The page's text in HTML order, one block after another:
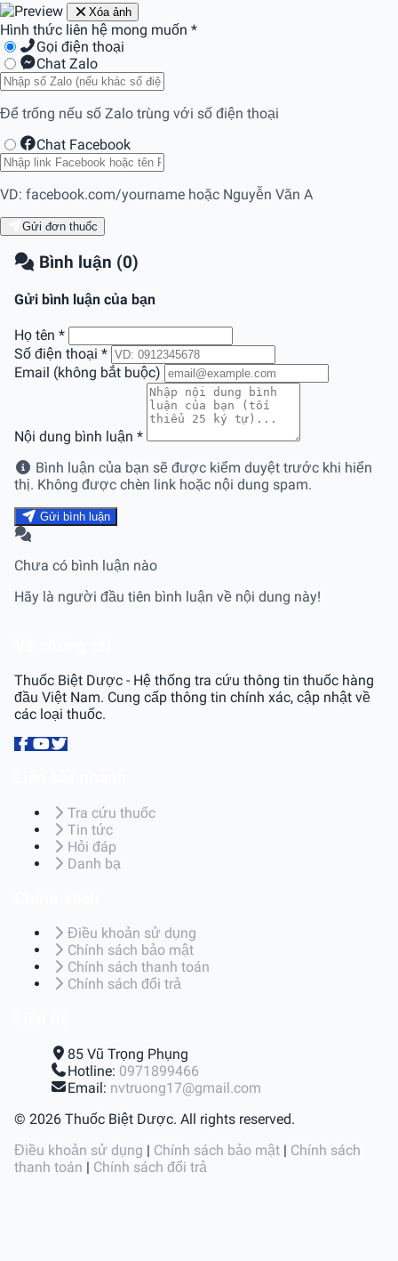
Xóa ảnh
Hình thức liên hệ mong muốn *
Gọi điện thoại
Chat Zalo
Để trống nếu số Zalo trùng với số điện thoại
Chat Facebook
VD: facebook.com/yourname hoặc Nguyễn Văn A
Gửi đơn thuốc
Bình luận (0)
Gửi bình luận của bạn
Họ tên *
Số điện thoại *
Email (không bắt buộc)
Nội dung bình luận *
Bình luận của bạn sẽ được kiểm duyệt trước khi hiển
thị. Không được chèn link hoặc nội dung spam.
Gửi bình luận
Chưa có bình luận nào
Hãy là người đầu tiên bình luận về nội dung này!
Thuốc Biệt Dược - Hệ thống tra cứu thông tin thuốc hàng
đầu Việt Nam. Cung cấp thông tin chính xác, cập nhật về
các loại thuốc.
Tra cứu thuốc
Tin tức
Hỏi đáp
Danh bạ
Điều khoản sử dụng
Chính sách bảo mật
Chính sách thanh toán
Chính sách đổi trả
85 Vũ Trọng Phụng
Hotline: 0971899466
Email: nvtruong17@gmail.com
© 2026 Thuốc Biệt Dược. All rights reserved.
Điều khoản sử dụng | Chính sách bảo mật | Chính sách
thanh toán | Chính sách đổi trả